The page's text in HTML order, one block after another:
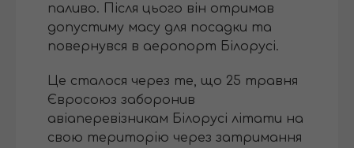
паливо. Після цього він отримав
допустиму масу для посадки та
повернувся в аеропорт Білорусі.
Це сталося через те, що 25 травня
Євросоюз заборонив
авіаперевізникам Білорусі літати на
свою територію через затримання